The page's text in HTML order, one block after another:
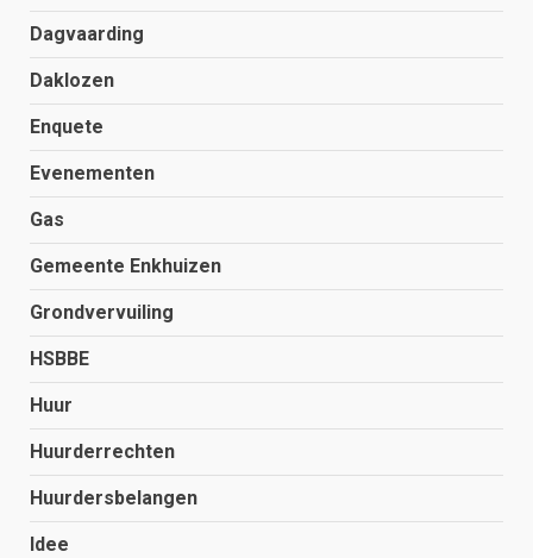
Dagvaarding
Daklozen
Enquete
Evenementen
Gas
Gemeente Enkhuizen
Grondvervuiling
HSBBE
Huur
Huurderrechten
Huurdersbelangen
Idee